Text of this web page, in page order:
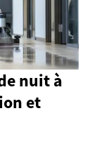
nuit à
et